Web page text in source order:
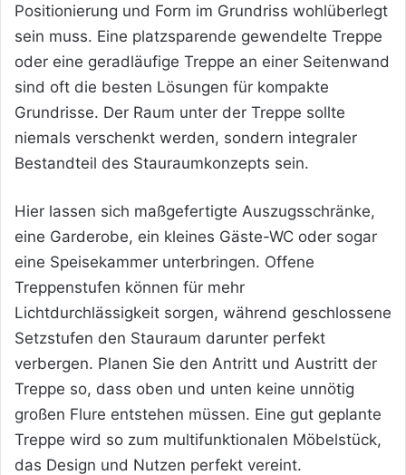
Positionierung und Form im Grundriss wohlüberlegt
sein muss. Eine platzsparende gewendelte Treppe
oder eine geradläufige Treppe an einer Seitenwand
sind oft die besten Lösungen für kompakte
Grundrisse. Der Raum unter der Treppe sollte
niemals verschenkt werden, sondern integraler
Bestandteil des Stauraumkonzepts sein.
Hier lassen sich maßgefertigte Auszugsschränke,
eine Garderobe, ein kleines Gäste-WC oder sogar
eine Speisekammer unterbringen. Offene
Treppenstufen können für mehr
Lichtdurchlässigkeit sorgen, während geschlossene
Setzstufen den Stauraum darunter perfekt
verbergen. Planen Sie den Antritt und Austritt der
Treppe so, dass oben und unten keine unnötig
großen Flure entstehen müssen. Eine gut geplante
Treppe wird so zum multifunktionalen Möbelstück,
das Design und Nutzen perfekt vereint.